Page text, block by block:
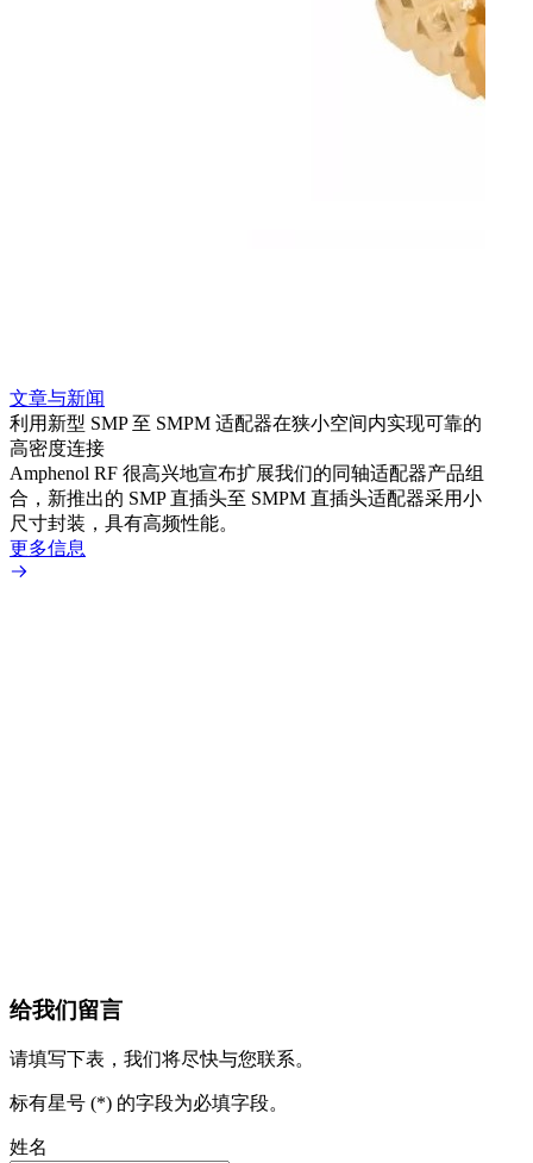
文章与新闻
利用新型 SMP 至 SMPM 适配器在狭小空间内实现可靠的
高密度连接
Amphenol RF 很高兴地宣布扩展我们的同轴适配器产品组
合，新推出的 SMP 直插头至 SMPM 直插头适配器采用小
尺寸封装，具有高频性能。
更多信息
给我们留言
请填写下表，我们将尽快与您联系。
标有星号 (*) 的字段为必填字段。
姓名